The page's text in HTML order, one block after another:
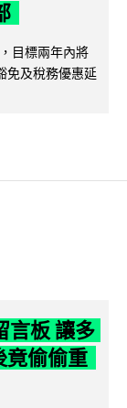
目標兩年內將
免及稅務優惠延
言板 讓多
竟偷偷重